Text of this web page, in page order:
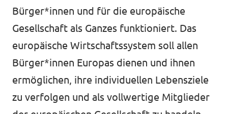
Bürger*innen und für die europäische
Gesellschaft als Ganzes funktioniert. Das
europäische Wirtschaftssystem soll allen
Bürger*innen Europas dienen und ihnen
ermöglichen, ihre individuellen Lebensziele
zu verfolgen und als vollwertige Mitglieder